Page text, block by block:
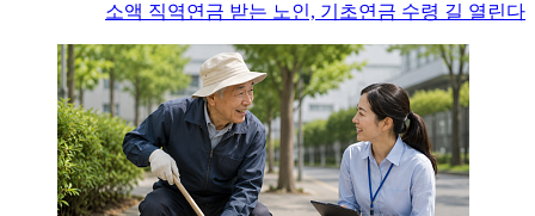
소액 직역연금 받는 노인, 기초연금 수령 길 열린다